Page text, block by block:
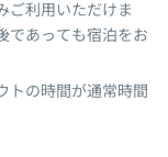
ご利用いただけま
であっても宿泊をお
トの時間が通常時間